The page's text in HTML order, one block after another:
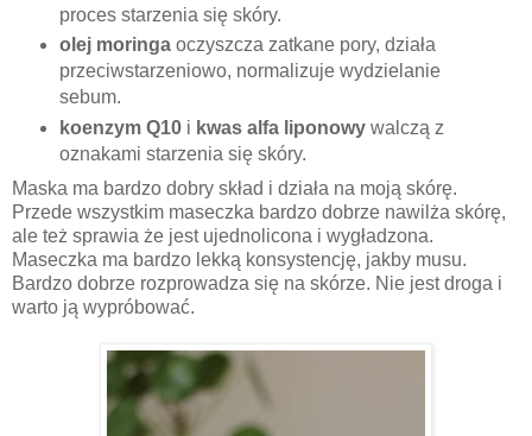
proces starzenia się skóry.
olej moringaoczyszcza zatkane pory, działa
przeciwstarzeniowo, normalizuje wydzielanie
sebum.
koenzym Q10i kwas alfa liponowywalczą z
oznakami starzenia się skóry.
Maska ma bardzo dobry skład i działa na moją skórę.
Przede wszystkim maseczka bardzo dobrze nawilża skórę,
ale też sprawia że jest ujednolicona i wygładzona.
Maseczka ma bardzo lekką konsystencję, jakby musu.
Bardzo dobrze rozprowadza się na skórze. Nie jest droga i
warto ją wypróbować.